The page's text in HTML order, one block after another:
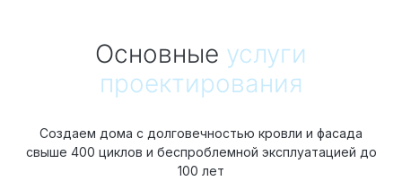
Функция Генпроектировщик
Функция Генподрядчик
Облицовка фасада
Основные услуги
проектирования
Создаем дома с долговечностью кровли и фасада
свыше 400 циклов и беспроблемной эксплуатацией до
100 лет